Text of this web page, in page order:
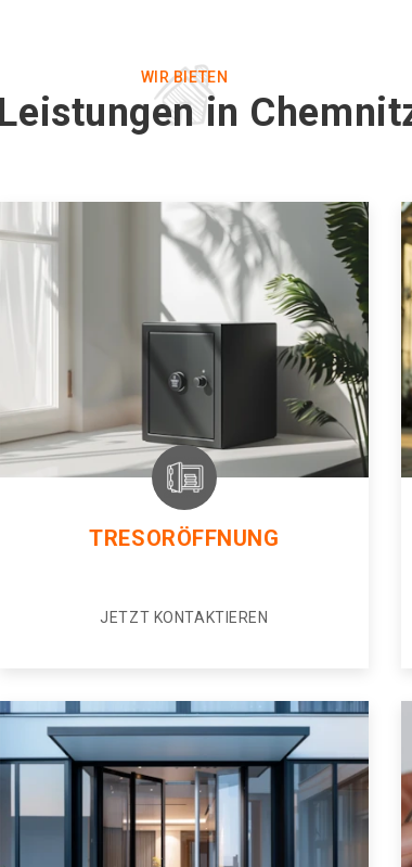
WIR BIETEN
in
TRESORÖFFNUNG
JETZT KONTAKTIEREN